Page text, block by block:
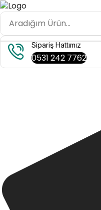
Sipariş Hattımız
0531 242 7762